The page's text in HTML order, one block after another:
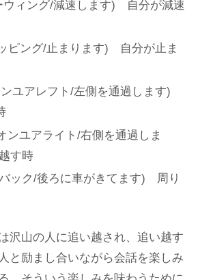
ウィング/減速します) 自分が減速
ピング/止まります) 自分が止ま
ユアレフト/左側を通過します)
ンユアライト/右側を通過しま
す時
ック/後ろに車がきてます) 周り
沢山の人に追い越され、追い越す
と励まし合いながら会話を楽しみ